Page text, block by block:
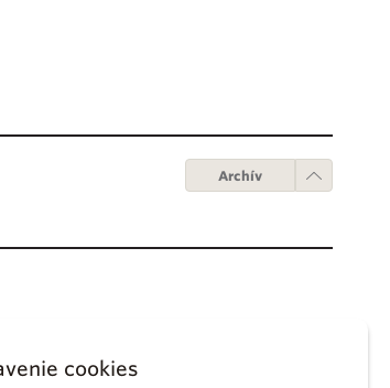
cookies
Archív
Digitálne vydanie